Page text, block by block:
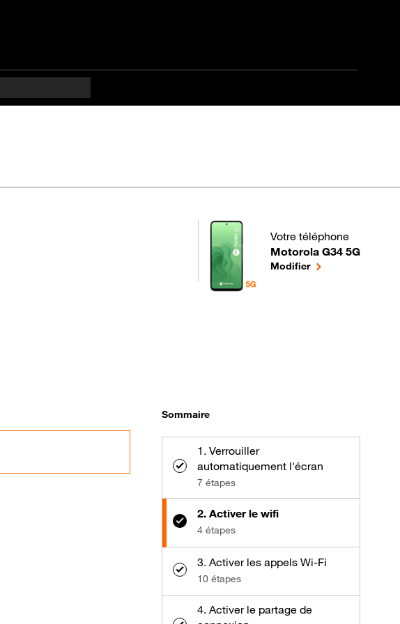
Votre téléphone
Motorola G34 5G
pour votre Motorola G34
Modifierle téléphone
Sommaire
1. Verrouiller
automatiquement l'écran
7 étapes
2. Activer le wifi
4 étapes
3. Activer les appels Wi-Fi
10 étapes
4. Activer le partage de